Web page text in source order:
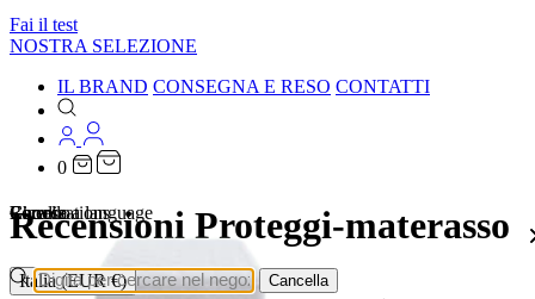
Fai il test
NOSTRA SELEZIONE
IL BRAND CONSEGNA E RESO CONTATTI
0
Localizations
Italia (EUR €)
Choose a language
Ricerca
Cancella
Carrello
Recensioni Proteggi-materasso